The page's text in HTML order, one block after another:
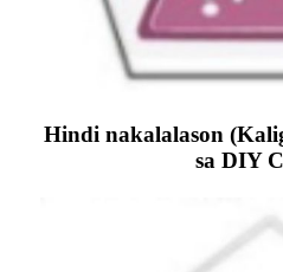
Hindi nakalalason
sa DIY